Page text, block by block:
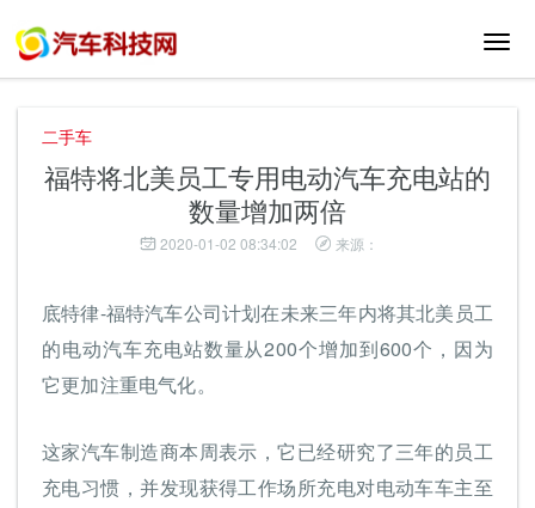
切
二手车
福特将北美员工专用电动汽车充电站的
数量增加两倍
2020-01-02 08:34:02 来源：
底特律-福特汽车公司计划在未来三年内将其北美员工
的电动汽车充电站数量从200个增加到600个，因为
它更加注重电气化。
这家汽车制造商本周表示，它已经研究了三年的员工
充电习惯，并发现获得工作场所充电对电动车车主至